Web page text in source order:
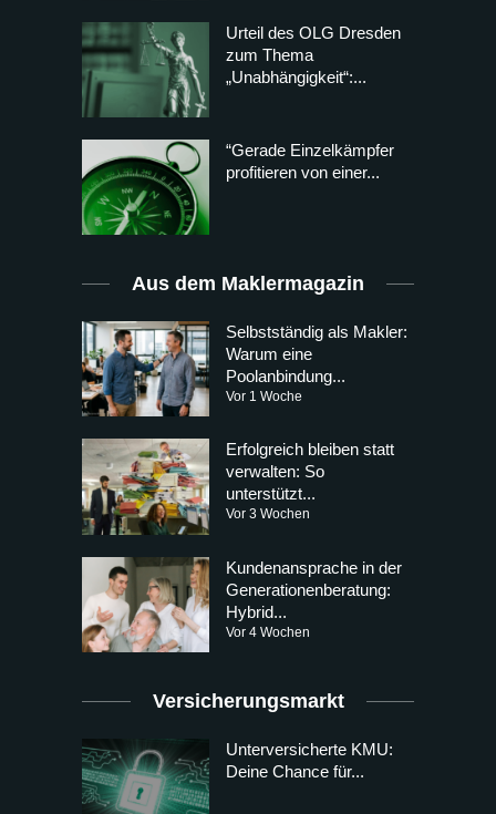
Urteil des OLG Dresden
zum Thema
„Unabhängigkeit“:...
“Gerade Einzelkämpfer
profitieren von einer...
Aus dem Maklermagazin
Selbstständig als Makler:
Warum eine
Poolanbindung...
Vor 1 Woche
Erfolgreich bleiben statt
verwalten: So
unterstützt...
Vor 3 Wochen
Kundenansprache in der
Generationenberatung:
Hybrid...
Vor 4 Wochen
Versicherungsmarkt
Unterversicherte KMU:
Deine Chance für...